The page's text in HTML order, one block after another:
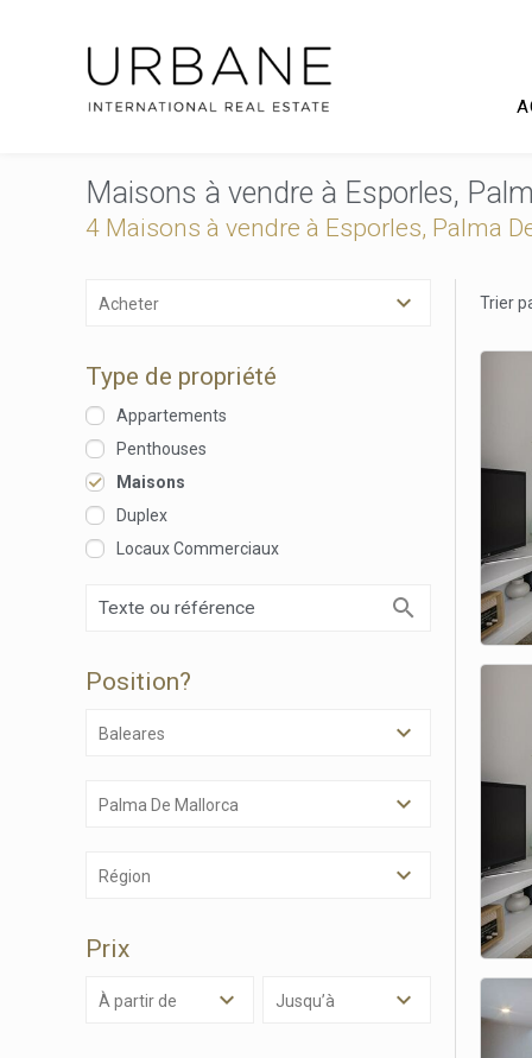
Maisons à vendre à Esporles,
4 Maisons à vendre à Esporles, Palma
Acheter
Type de propriété
Appartements
Penthouses
Maisons
Duplex
Locaux Commerciaux
Position?
Baleares
Palma De Mallorca
Région
Prix
à partir de Jusqu’à
Trier
Ce
telle
Ils
Web